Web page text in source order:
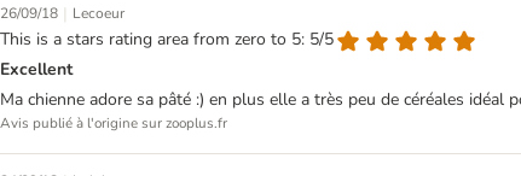
26/09/18 | Lecoeur
This is a stars rating area from zero to 5: 5/5
Excellent
Ma chienne adore sa pâté :) en plus elle a très peu de céréales
Avis publié à l'origine sur zooplus.fr